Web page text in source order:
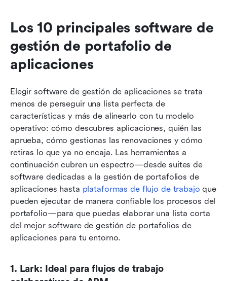
Los 10 principales software de
gestión de portafolio de
aplicaciones
Elegir software de gestión de aplicaciones se trata
menos de perseguir una lista perfecta de
características y más de alinearlo con tu modelo
operativo: cómo descubres aplicaciones, quién las
aprueba, cómo gestionas las renovaciones y cómo
retiras lo que ya no encaja. Las herramientas a
continuación cubren un espectro—desde suites de
software dedicadas a la gestión de portafolios de
aplicaciones hasta plataformas de flujo de trabajo que
pueden ejecutar de manera confiable los procesos del
portafolio—para que puedas elaborar una lista corta
del mejor software de gestión de portafolios de
aplicaciones para tu entorno.
1. Lark: Ideal para flujos de trabajo